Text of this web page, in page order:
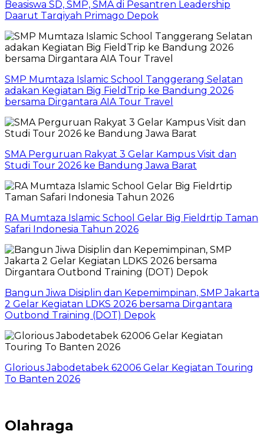
Beasiswa SD, SMP, SMA di Pesantren Leadership
Daarut Tarqiyah Primago Depok
SMP Mumtaza Islamic School Tanggerang Selatan
adakan Kegiatan Big FieldTrip ke Bandung 2026
bersama Dirgantara AIA Tour Travel
SMA Perguruan Rakyat 3 Gelar Kampus Visit dan
Studi Tour 2026 ke Bandung Jawa Barat
RA Mumtaza Islamic School Gelar Big Fieldrtip Taman
Safari Indonesia Tahun 2026
Bangun Jiwa Disiplin dan Kepemimpinan, SMP Jakarta
2 Gelar Kegiatan LDKS 2026 bersama Dirgantara
Outbond Training (DOT) Depok
Glorious Jabodetabek 62006 Gelar Kegiatan Touring
To Banten 2026
Olahraga